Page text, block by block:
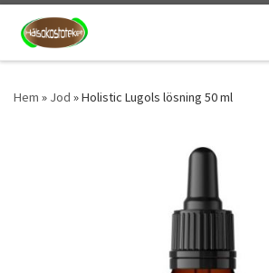
Hoppa till innehåll
Hem » Jod »Holistic Lugols lösning 50 ml